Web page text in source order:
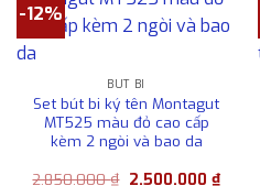
-12%
BÚT BI
Set bút bi ký tên Montagut
MT525 màu đỏ cao cấp
kèm 2 ngòi và bao da
2.850.000₫ Giá
2.500.000 ₫Giá